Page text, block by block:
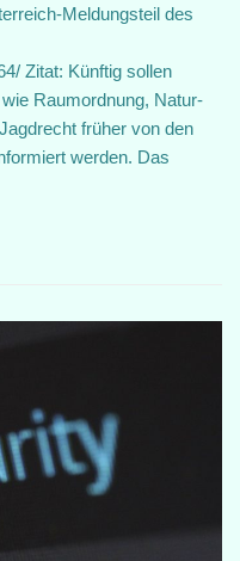
Meldungsteil des
Zitat: Künftig sollen
Raumordnung, Natur-
früher von den
werden. Das